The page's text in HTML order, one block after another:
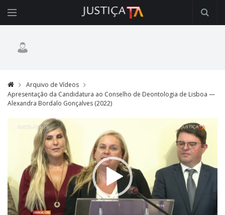
Arquivo de Vídeos
Apresentação da Candidatura ao Conselho de Deontologia de Lisboa —
Alexandra Bordalo Gonçalves (2022)